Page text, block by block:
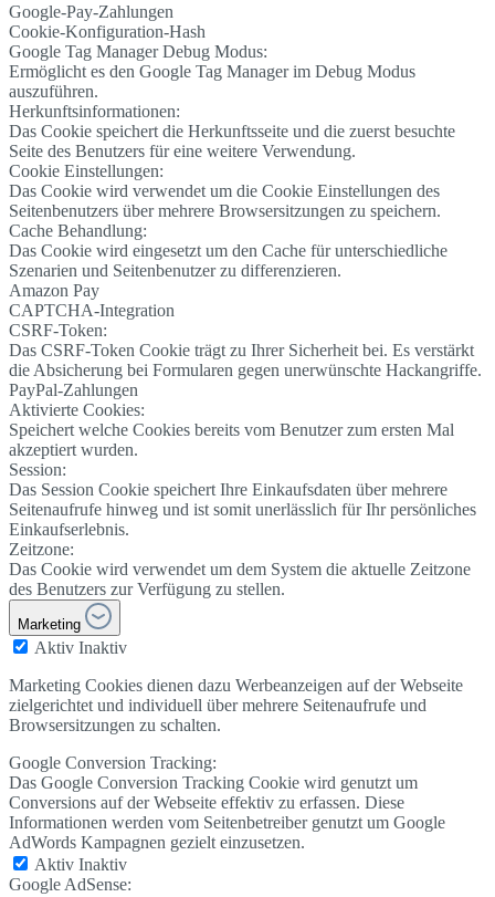
Google-Pay-Zahlungen
Cookie-Konfiguration-Hash
Google Tag Manager Debug Modus:
Ermöglicht es den Google Tag Manager im Debug Modus
auszuführen.
Herkunftsinformationen:
Das Cookie speichert die Herkunftsseite und die zuerst besuchte
Seite des Benutzers für eine weitere Verwendung.
Cookie Einstellungen:
Das Cookie wird verwendet um die Cookie Einstellungen des
Seitenbenutzers über mehrere Browsersitzungen zu speichern.
Cache Behandlung:
Das Cookie wird eingesetzt um den Cache für unterschiedliche
Szenarien und Seitenbenutzer zu differenzieren.
Amazon Pay
CAPTCHA-Integration
CSRF-Token:
Das CSRF-Token Cookie trägt zu Ihrer Sicherheit bei. Es verstärkt
die Absicherung bei Formularen gegen unerwünschte Hackangriffe.
PayPal-Zahlungen
Aktivierte Cookies:
Speichert welche Cookies bereits vom Benutzer zum ersten Mal
akzeptiert wurden.
Session:
Das Session Cookie speichert Ihre Einkaufsdaten über mehrere
Seitenaufrufe hinweg und ist somit unerlässlich für Ihr persönliches
Einkaufserlebnis.
Zeitzone:
Das Cookie wird verwendet um dem System die aktuelle Zeitzone
des Benutzers zur Verfügung zu stellen.
Marketing
Aktiv Inaktiv
Marketing Cookies dienen dazu Werbeanzeigen auf der Webseite
zielgerichtet und individuell über mehrere Seitenaufrufe und
Browsersitzungen zu schalten.
Google Conversion Tracking:
Das Google Conversion Tracking Cookie wird genutzt um
Conversions auf der Webseite effektiv zu erfassen. Diese
Informationen werden vom Seitenbetreiber genutzt um Google
AdWords Kampagnen gezielt einzusetzen.
Aktiv Inaktiv
Google AdSense: